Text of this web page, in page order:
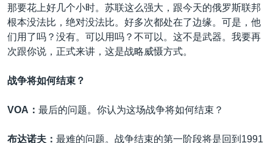
那要花上好几个小时。苏联这么强大，跟今天的俄罗斯联邦
根本没法比，绝对没法比。好多次都处在了边缘。可是，他
们用了吗？没有。可以用吗？不可以。这不是武器。我要再
次跟你说，正式来讲，这是战略威慑方式。
战争将如何结束？
VOA： 最后的问题。你认为这场战争将如何结束？
布达诺夫： 最难的问题。战争结束的第一阶段将是回到1991